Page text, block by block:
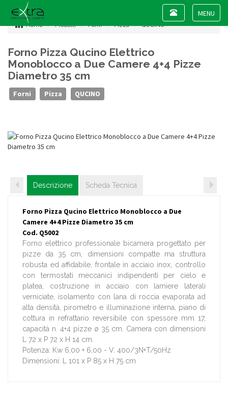
Toggle
Toggle
navigation
Home Prodotti Forni Pizza QUCINO
Forno Pizza Qucino Elettrico
Monoblocco a Due Camere 4+4 Pizze
Diametro 35 cm
Forni Pizza QUCINO
Descrizione Scheda Tecnica
Forno Pizza Qucino Elettrico Monoblocco a Due
Camere 4+4 Pizze Diametro 35 cm
Cod. Q5002
Forno elettrico professionale bicamera progettato per
pizze da 35 cm, dimensioni compatte ma struttura
robusta ed affidabile, frontale in acciaio inox, controllo
con termostati meccanici indipendenti per cielo e
platea, costruzione in acciaio con lamiere laterali
verniciate, isolamento con lana di roccia evaporata ad
alta densità, pirometro e illuminazione interna, piano di
cottura in refrattario reversibile con spessore mm 17,
capacità n. 4+4 pizze ø 35 cm. Camera con dimensioni
L 72 x P 72 x H 14 cm.
Potenza: Kw 6,00 + 6,00 - V. 400/3N+T/50Hz
Dimensioni: L 101 x P 85 x H 75 cm